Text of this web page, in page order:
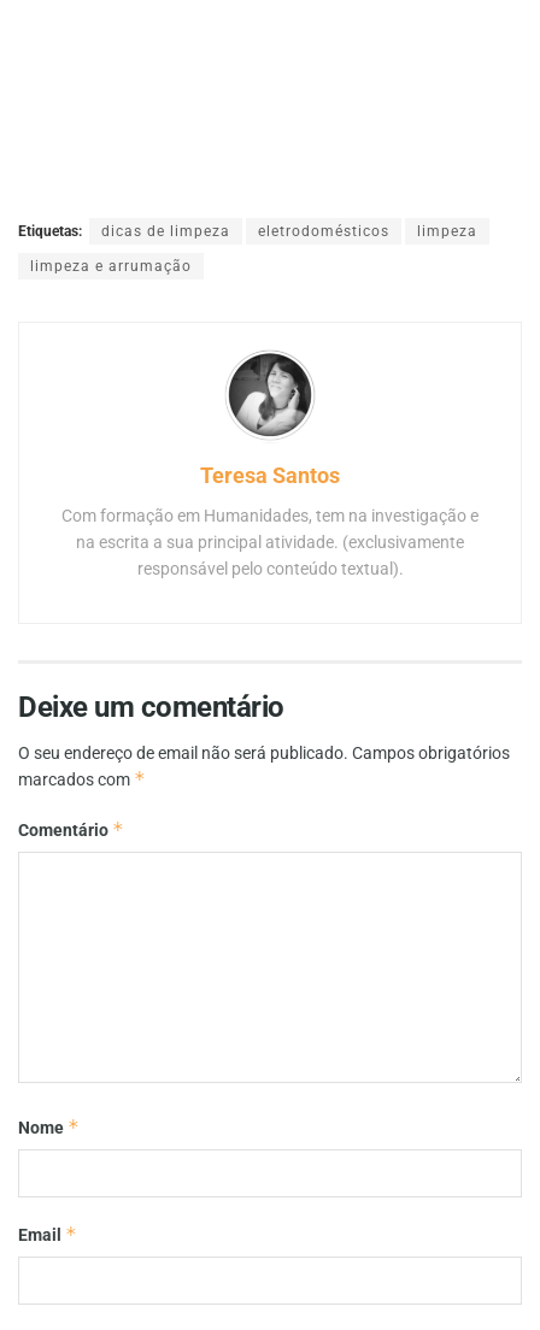
Etiquetas: dicas de limpeza eletrodomésticos limpeza
limpeza e arrumação
Teresa Santos
Com formação em Humanidades, tem na investigação e
na escrita a sua principal atividade. (exclusivamente
responsável pelo conteúdo textual).
Deixe um comentário
O seu endereço de email não será publicado. Campos obrigatórios
marcados com *
Comentário *
Nome *
Email *